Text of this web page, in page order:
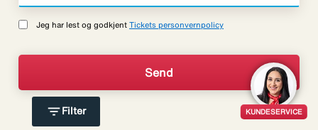
filter_list Filter
Jeg har lest og godkjent Tickets personvernpolicy
KUNDESERVICE